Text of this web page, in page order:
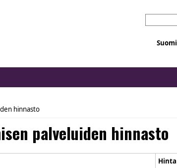
Suomi
hinnasto
palveluiden hinnasto
Hinta